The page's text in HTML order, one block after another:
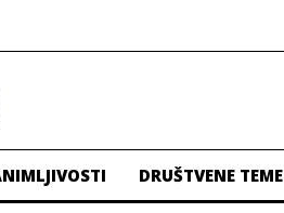
DRUŠTVENE TEME